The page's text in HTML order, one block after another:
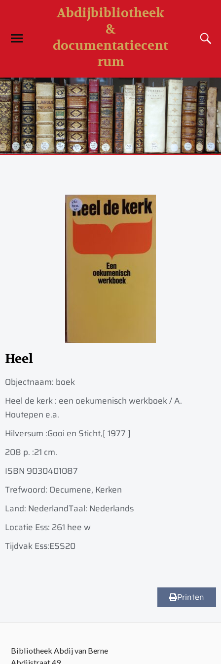
Abdijbibliotheek
&
documentatiecent
rum
Heel
Objectnaam: boek
Heel de kerk : een oekumenisch werkboek / A.
Houtepen e.a.
Hilversum :Gooi en Sticht,[ 1977 ]
208 p. :21 cm.
ISBN 9030401087
Trefwoord: Oecumene, Kerken
Land: NederlandTaal: Nederlands
Locatie Ess: 261 hee w
Tijdvak Ess:ESS20
Printen
Bibliotheek Abdij van Berne